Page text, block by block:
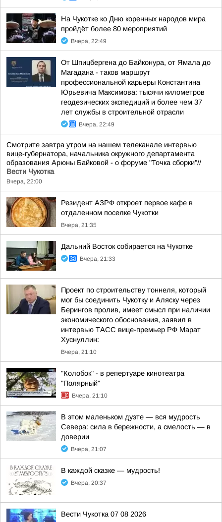
На Чукотке ко Дню коренных народов мира
пройдёт более 80 мероприятий
Вчера, 22:49
От Шпицбергена до Байконура, от Ямала до
Магадана - таков маршрут
профессиональной карьеры Константина
Юрьевича Максимова: тысячи километров
геодезических экспедиций и более чем 37
лет службы в строительной отрасли
Вчера, 22:49
Смотрите завтра утром на нашем телеканале интервью
вице-губернатора, начальника окружного департамента
образования Арюны Байковой - о форуме "Точка сборки"//
Вести Чукотка
Вчера, 22:00
Резидент АЗРФ откроет первое кафе в
отдаленном поселке Чукотки
Вчера, 21:35
Дальний Восток собирается на Чукотке
Вчера, 21:33
Проект по строительству тоннеля, который
мог бы соединить Чукотку и Аляску через
Берингов пролив, имеет смысл при наличии
экономического обоснования, заявил в
интервью ТАСС вице-премьер РФ Марат
Хуснуллин:
Вчера, 21:10
"Колобок" - в репертуаре кинотеатра
"Полярный"
Вчера, 21:10
В этом маленьком дуэте — вся мудрость
Севера: сила в бережности, а смелость — в
доверии
Вчера, 21:07
В каждой сказке — мудрость!
Вчера, 20:37
Вести Чукотка 07 08 2026